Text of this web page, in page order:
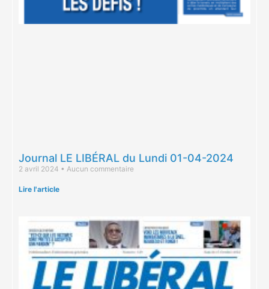
Journal LE LIBÉRAL du Lundi 01-04-2024
2 avril 2024 Aucun commentaire
Lire l'article